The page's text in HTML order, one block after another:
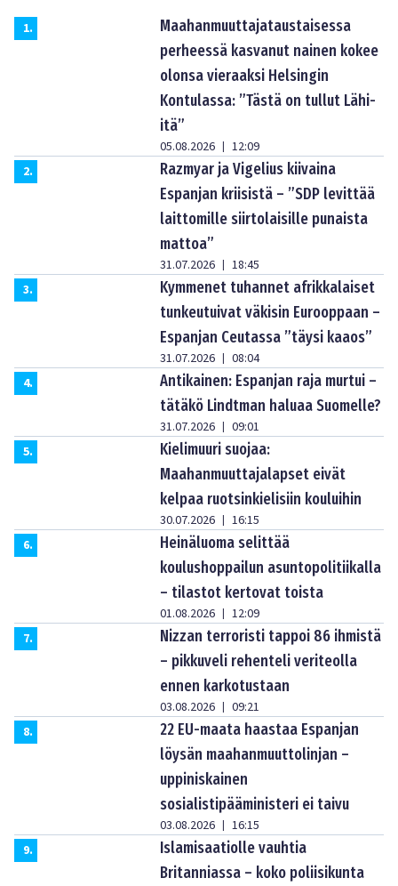
1.
Maahanmuuttajataustaisessa
perheessä kasvanut nainen kokee
olonsa vieraaksi Helsingin
Kontulassa: ”Tästä on tullut Lähi-
itä”
05.08.2026 | 12:09
2.
Razmyar ja Vigelius kiivaina
Espanjan kriisistä – ”SDP levittää
laittomille siirtolaisille punaista
mattoa”
31.07.2026 | 18:45
3.
Kymmenet tuhannet afrikkalaiset
tunkeutuivat väkisin Eurooppaan –
Espanjan Ceutassa ”täysi kaaos”
31.07.2026 | 08:04
4.
Antikainen: Espanjan raja murtui –
tätäkö Lindtman haluaa Suomelle?
31.07.2026 | 09:01
5.
Kielimuuri suojaa:
Maahanmuuttajalapset eivät
kelpaa ruotsinkielisiin kouluihin
30.07.2026 | 16:15
6.
Heinäluoma selittää
koulushoppailun asuntopolitiikalla
– tilastot kertovat toista
01.08.2026 | 12:09
7.
Nizzan terroristi tappoi 86 ihmistä
– pikkuveli rehenteli veriteolla
ennen karkotustaan
03.08.2026 | 09:21
8.
22 EU-maata haastaa Espanjan
löysän maahanmuuttolinjan –
uppiniskainen
sosialistipääministeri ei taivu
03.08.2026 | 16:15
9.
Islamisaatiolle vauhtia
Britanniassa – koko poliisikunta